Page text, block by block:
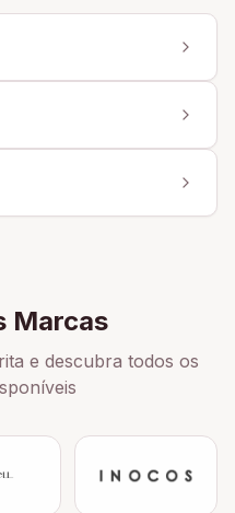
Marcas
e descubra todos os